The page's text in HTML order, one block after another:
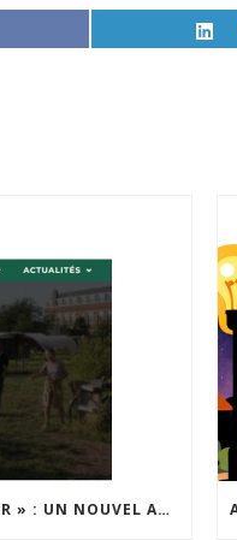
« INSPIRONS LE QUARTIER » : UN NOUVEL APPEL À PROJETS EST LANCÉ !